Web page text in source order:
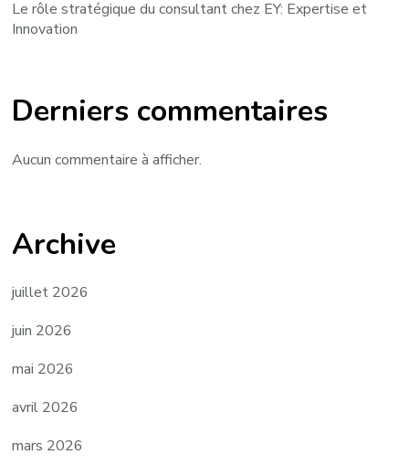
Le rôle stratégique du consultant chez EY: Expertise et
Innovation
Derniers commentaires
Aucun commentaire à afficher.
Archive
juillet 2026
juin 2026
mai 2026
avril 2026
mars 2026